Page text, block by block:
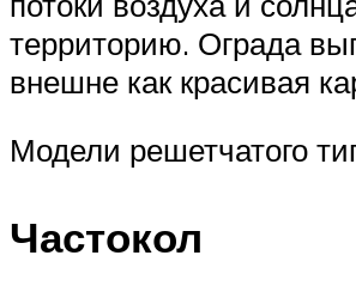
территорию. Ограда
внешне как красивая
Модели решетчатого
Частокол